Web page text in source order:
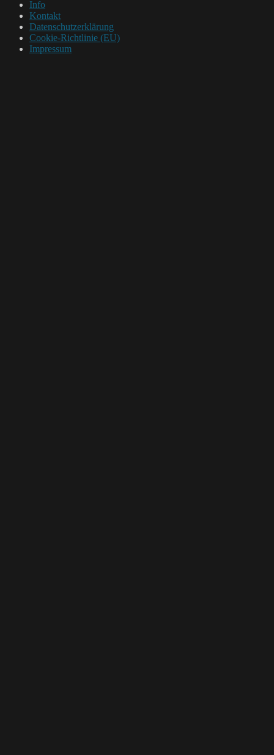
Info
Kontakt
Datenschutzerklärung
Cookie-Richtlinie (EU)
Impressum